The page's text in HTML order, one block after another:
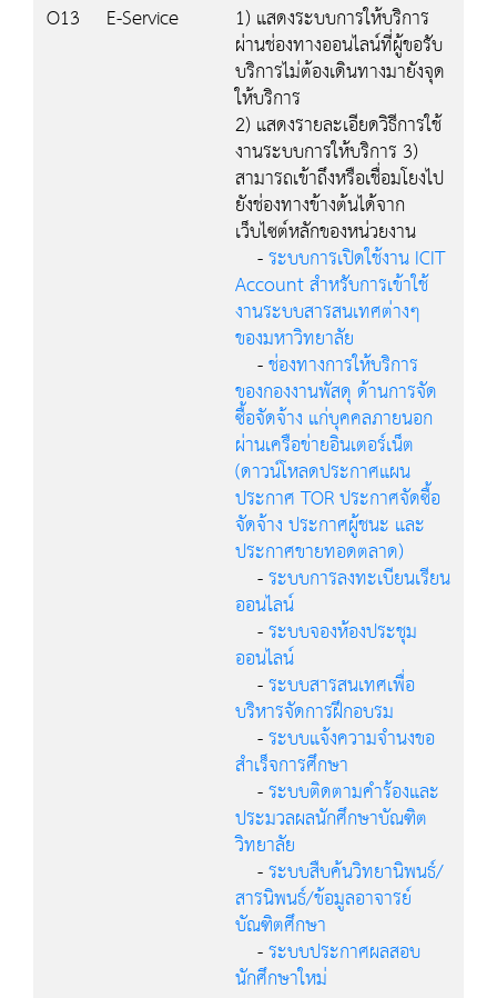
O13
E-Service 1) แสดงระบบการให้บริการ
ผ่านช่องทางออนไลน์ที่ผู้ขอรับ
บริการไม่ต้องเดินทางมายังจุด
ให้บริการ
2) แสดงรายละเอียดวิธีการใช้
งานระบบการให้บริการ 3)
สามารถเข้าถึงหรือเชื่อมโยงไป
ยังช่องทางข้างต้นได้จาก
เว็บไซต์หลักของหน่วยงาน
-ระบบการเปิดใช้งาน ICIT
Account สำหรับการเข้าใช้
งานระบบสารสนเทศต่างๆ
ของมหาวิทยาลัย
-ช่องทางการให้บริการ
ของกองงานพัสดุ ด้านการจัด
ซื้อจัดจ้าง แก่บุคคลภายนอก
ผ่านเครือข่ายอินเตอร์เน็ต
(ดาวน์โหลดประกาศแผน
ประกาศ TOR ประกาศจัดซื้อ
จัดจ้าง ประกาศผู้ชนะ และ
ประกาศขายทอดตลาด)
-ระบบการลงทะเบียนเรียน
ออนไลน์
-ระบบจองห้องประชุม
ออนไลน์
-ระบบสารสนเทศเพื่อ
บริหารจัดการฝึกอบรม
-ระบบแจ้งความจำนงขอ
สำเร็จการศึกษา
-ระบบติดตามคำร้องและ
ประมวลผลนักศึกษาบัณฑิต
วิทยาลัย
-ระบบสืบค้นวิทยานิพนธ์/
สารนิพนธ์/ข้อมูลอาจารย์
บัณฑิตศึกษา
-ระบบประกาศผลสอบ
นักศึกษาใหม่